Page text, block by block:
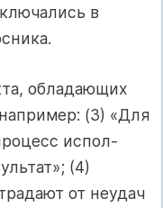
в
обладающих
(3) «Для
испол­
(4)
от неудач